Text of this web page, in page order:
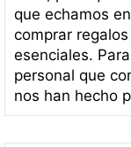
que echamos
comprar
esenciales.
personal que
nos han hecho